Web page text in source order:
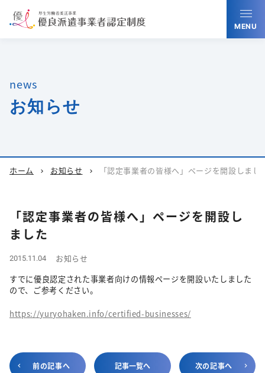
MENU
news
お知らせ
ホーム chevron_right お知らせ chevron_right 「認定事業者の皆様へ」ページを開設しまし
「認定事業者の皆様へ」ページを開設し
ました
2015.11.04
お知らせ
すでに優良認定された事業者向けの情報ページを開設いたしました
ので、ご参考ください。
https://yuryohaken.info/certified-businesses/
前の記事へ 記事一覧へ 次の記事へ